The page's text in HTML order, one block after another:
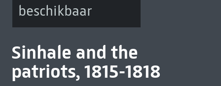
beschikbaar
Sinhale and the
patriots, 1815-1818